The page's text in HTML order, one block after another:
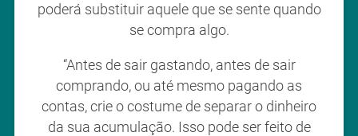
poderá substituir aquele que se sente quando
se compra algo.
“Antes de sair gastando, antes de sair
comprando, ou até mesmo pagando as
contas, crie o costume de separar o dinheiro
da sua acumulação. Isso pode ser feito de